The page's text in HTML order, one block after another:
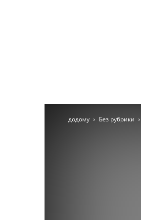
додому Без рубрики